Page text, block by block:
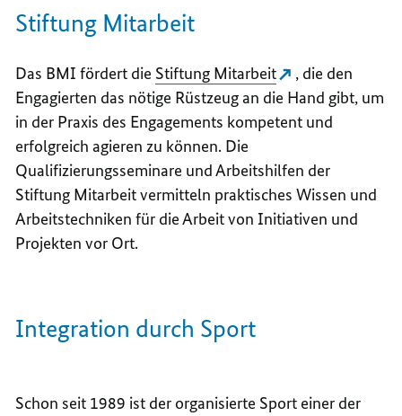
Stiftung Mitarbeit
Das BMI fördert die Stiftung Mitarbeit
, die den
Engagierten das nötige Rüstzeug an die Hand gibt, um
in der Praxis des Engagements kompetent und
erfolgreich agieren zu können. Die
Qualifizierungsseminare und Arbeitshilfen der
Stiftung Mitarbeit vermitteln praktisches Wissen und
Arbeitstechniken für die Arbeit von Initiativen und
Projekten vor Ort.
Integration durch Sport
Schon seit 1989 ist der organisierte Sport einer der